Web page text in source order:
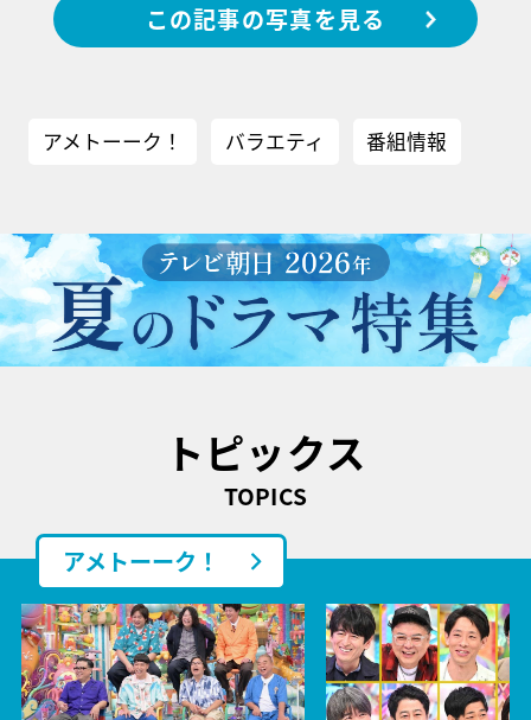
この記事の写真を見る
アメトーーク！ バラエティ 番組情報
トピックス
TOPICS
アメトーーク！